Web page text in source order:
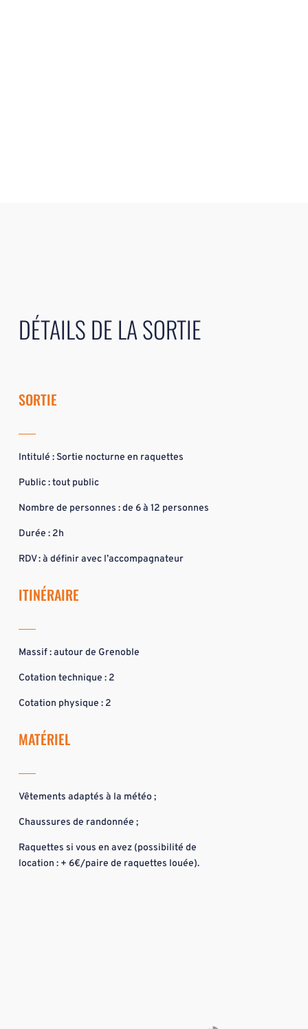
DÉTAILS DE LA SORTIE
SORTIE
Intitulé : Sortie nocturne en raquettes
Public : tout public
Nombre de personnes : de 6 à 12 personnes
Durée : 2h
RDV : à définir avec l’accompagnateur
ITINÉRAIRE
Massif : autour de Grenoble
Cotation technique : 2
Cotation physique : 2
MATÉRIEL
Vêtements adaptés à la météo ;
Chaussures de randonnée ;
Raquettes si vous en avez (possibilité de
location : + 6€/paire de raquettes louée).